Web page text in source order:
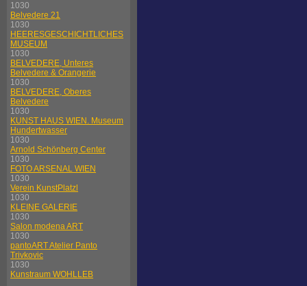
1030
Belvedere 21
1030
HEERESGESCHICHTLICHES
MUSEUM
1030
BELVEDERE, Unteres
Belvedere & Orangerie
1030
BELVEDERE, Oberes
Belvedere
1030
KUNST HAUS WIEN. Museum
Hundertwasser
1030
Arnold Schönberg Center
1030
FOTO ARSENAL WIEN
1030
Verein KunstPlatzl
1030
KLEINE GALERIE
1030
Salon modena ART
1030
pantoART Atelier Panto
Trivkovic
1030
Kunstraum WOHLLEB